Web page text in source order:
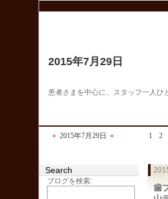
2015年7月29日
患者さまを中心に、スタッフ一人ひ
« 2015年7月29日 » 1 2
歯
Search
ブログを検索: